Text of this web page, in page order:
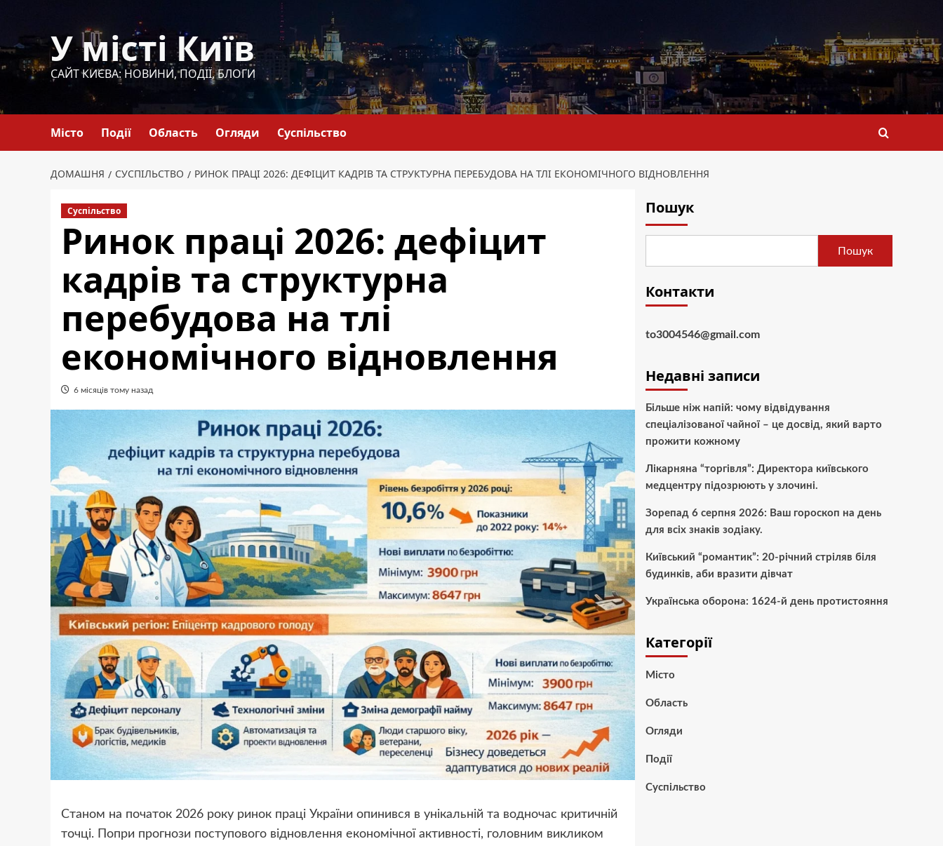
вмісту
У місті Київ
САЙТ КИЄВА: НОВИНИ, ПОДІЇ, БЛОГИ
Місто Події Область Огляди Суспільство
ДОМАШНЯ СУСПІЛЬСТВО РИНОК ПРАЦІ 2026: ДЕФІЦИТ КАДРІВ ТА СТРУКТУРНА ПЕРЕБУДОВА НА ТЛІ ЕКОНОМІЧНОГО ВІДНОВЛЕННЯ
Суспільство
Ринок праці 2026: дефіцит
кадрів та структурна
перебудова на тлі
економічного відновлення
6 місяців тому назад
Станом на початок 2026 року ринок праці України опинився в унікальній та водночас критичній
точці. Попри прогнози поступового відновлення економічної активності, головним викликом
Пошук
Пошук
Контакти
to3004546@gmail.com
Недавні записи
Більше ніж напій: чому відвідування
спеціалізованої чайної – це досвід, який варто
прожити кожному
Лікарняна “торгівля”: Директора київського
медцентру підозрюють у злочині.
Зорепад 6 серпня 2026: Ваш гороскоп на день
для всіх знаків зодіаку.
Київський “романтик”: 20-річний стріляв біля
будинків, аби вразити дівчат
Українська оборона: 1624-й день протистояння
Категорії
Місто
Область
Огляди
Події
Суспільство